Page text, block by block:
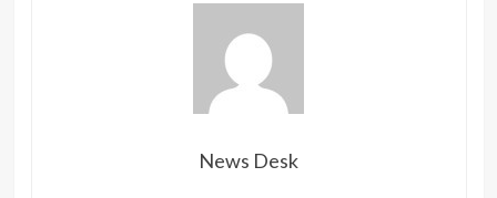
News Desk